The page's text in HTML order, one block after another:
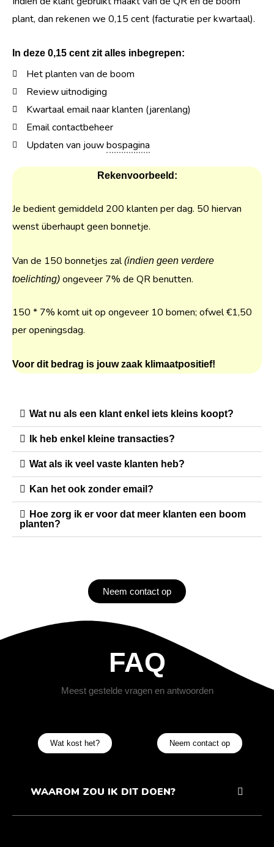
plant, dan rekenen we 0,15 cent (facturatie per kwartaal).
In deze 0,15 cent zit alles inbegrepen:
Het planten van de boom
Review uitnodiging
Kwartaal email naar klanten (jarenlang)
Email contactbeheer
Updaten van jouwbospagina
Rekenvoorbeeld:
Je bedient gemiddeld 200 klanten per dag. 50 hiervan
wenst überhaupt geen bonnetje.
Van de 150 bonnetjes zal(indien geen verdere
toelichting) ongeveer 7% de QR benutten.
150 * 7% komt uit op ongeveer 10 bomen; ofwel €1,50
per openingsdag.
Voor dit bedrag is jouw zaak klimaatpositief!
Wat nu als een klant enkel iets kleins koopt?
Ik heb enkel kleine transacties?
Wat als ik veel vaste klanten heb?
Kan het ook zonder email?
Hoe zorg ik er voor dat meer klanten een boom
planten?
Neem contact op
FAQ
Meest gestelde vragen en antwoorden
Wat kost het? Neem contact op
WAAROM ZOU IK DIT DOEN?